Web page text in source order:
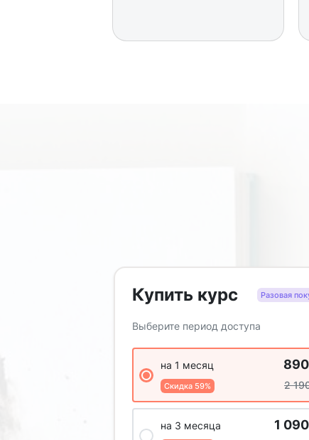
Купить курс Разовая
Выберите период доступа
на 1 месяц
Скидка 59%
890
2
на 3 месяца 1 090